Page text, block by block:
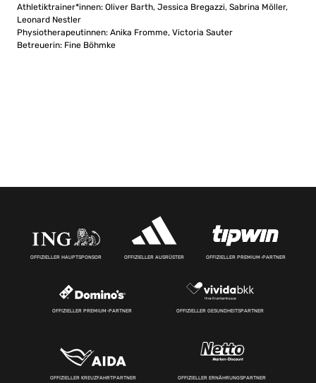
Athletiktrainer*innen: Oliver Barth, Jessica Bregazzi, Sabrina Möller,
Leonard Nestler
Physiotherapeutinnen: Anika Fromme, Victoria Sauter
Betreuerin: Fine Böhmke
OFFIZIELLER HAUPTSPONSOR OFFIZIELLER AUSRÜSTER OFFIZIELLER PREMIUM-PARTNER
OFFIZIELLER PREMIUM-PARTNER OFFIZIELLER GESUNDHEITSPARTNER
OFFIZIELLER KREUZFAHRTPARTNER OFFIZIELLER ERNÄHRUNGSPARTNER